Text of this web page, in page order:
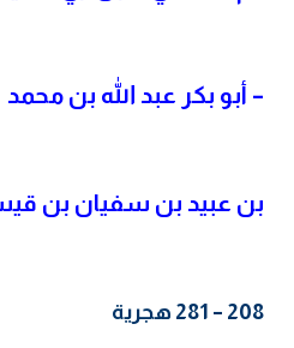
– أبو بكر عبد الله بن محمد
بن عبيد بن سفيان بن
208 – 281 هجرية